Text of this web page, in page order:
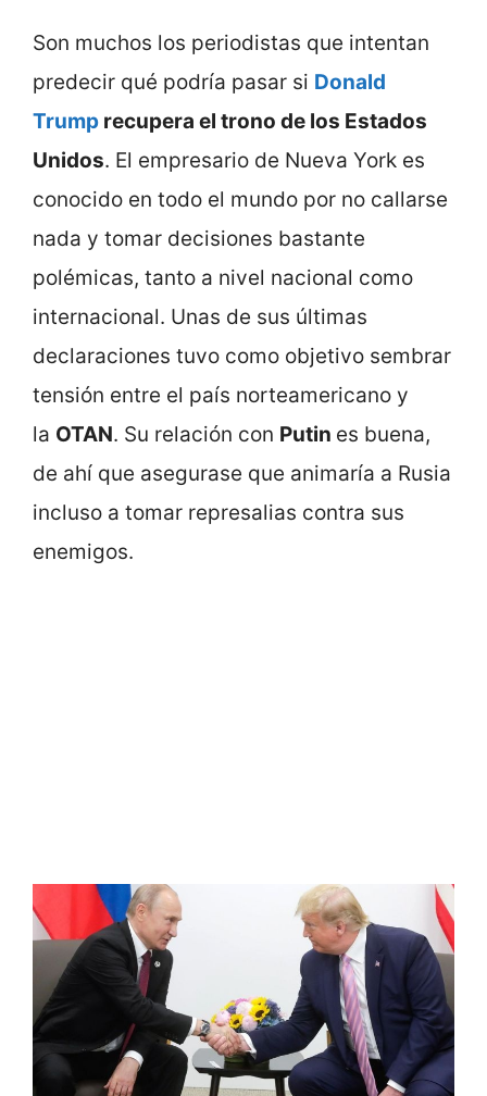
Son muchos los periodistas que intentan
predecir qué podría pasar si Donald
Trump recupera el trono de los Estados
Unidos. El empresario de Nueva York es
conocido en todo el mundo por no callarse
nada y tomar decisiones bastante
polémicas, tanto a nivel nacional como
internacional. Unas de sus últimas
declaraciones tuvo como objetivo sembrar
tensión entre el país norteamericano y
la OTAN. Su relación con Putin es buena,
de ahí que asegurase que animaría a Rusia
incluso a tomar represalias contra sus
enemigos.